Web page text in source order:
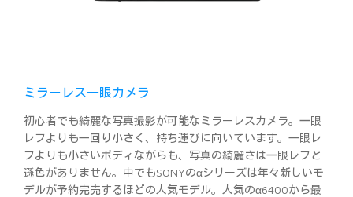
ミラーレス一眼カメラ
初心者でも綺麗な写真撮影が可能なミラーレスカメラ。一眼
レフよりも一回り小さく、持ち運びに向いています。一眼レ
フよりも小さいボディながらも、写真の綺麗さは一眼レフと
遜色がありません。中でもSONYのαシリーズは年々新しいモ
デルが予約完売するほどの人気モデル。人気のα6400から最